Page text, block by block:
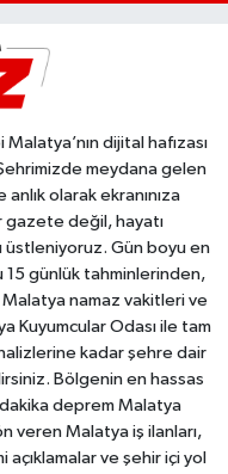
dijital hafızası
meydana gelen
olarak ekranınıza
gazete değil, hayatı
üstleniyoruz. Gün boyu en
15 günlük tahminlerinden,
namaz vakitleri ve
Kuyumcular Odası ile tam
kadar şehre dair
Bölgenin en hassas
dakika deprem Malatya
veren Malatya iş ilanları,
açıklamalar ve şehir içi yol